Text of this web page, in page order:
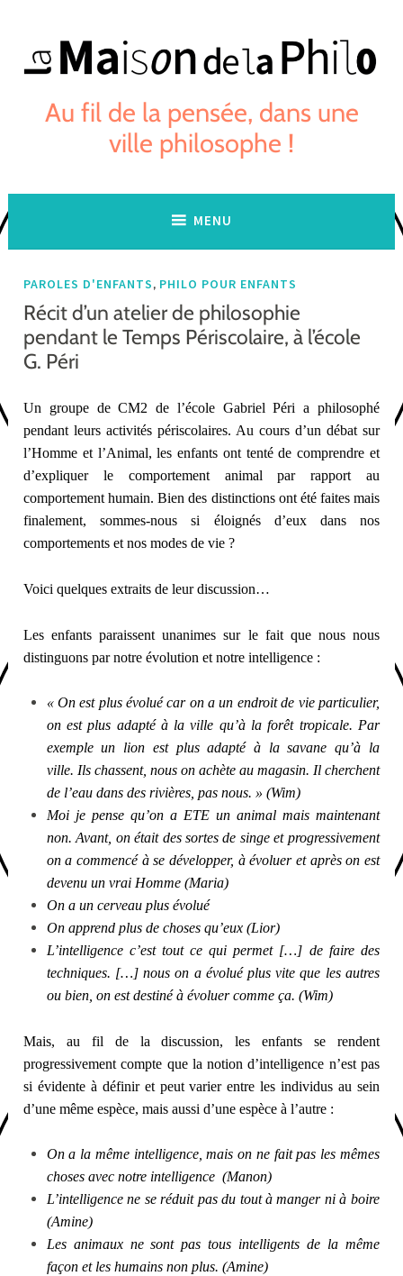
content
Au fil de la pensée, dans une
ville philosophe !
MENU
PAROLES D'ENFANTS, PHILO POUR ENFANTS
Récit d’un atelier de philosophie
pendant le Temps Périscolaire, à l’école
G. Péri
Un groupe de CM2 de l’école Gabriel Péri a philosophé
pendant leurs activités périscolaires. Au cours d’un débat sur
l’Homme et l’Animal, les enfants ont tenté de comprendre et
d’expliquer le comportement animal par rapport au
comportement humain. Bien des distinctions ont été faites mais
finalement, sommes-nous si éloignés d’eux dans nos
comportements et nos modes de vie ?
Voici quelques extraits de leur discussion…
Les enfants paraissent unanimes sur le fait que nous nous
distinguons par notre évolution et notre intelligence :
« On est plus évolué car on a un endroit de vie particulier,
on est plus adapté à la ville qu’à la forêt tropicale. Par
exemple un lion est plus adapté à la savane qu’à la
ville. Ils chassent, nous on achète au magasin. Il cherchent
de l’eau dans des rivières, pas nous. » (Wim)
Moi je pense qu’on a ETE un animal mais maintenant
non. Avant, on était des sortes de singe et progressivement
on a commencé à se développer, à évoluer et après on est
devenu un vrai Homme (Maria)
On a un cerveau plus évolué
On apprend plus de choses qu’eux (Lior)
L’intelligence c’est tout ce qui permet […] de faire des
techniques. […] nous on a évolué plus vite que les autres
ou bien, on est destiné à évoluer comme ça. (Wim)
Mais, au fil de la discussion, les enfants se rendent
progressivement compte que la notion d’intelligence n’est pas
si évidente à définir et peut varier entre les individus au sein
d’une même espèce, mais aussi d’une espèce à l’autre :
On a la même intelligence, mais on ne fait pas les mêmes
choses avec notre intelligence (Manon)
L’intelligence ne se réduit pas du tout à manger ni à boire
(Amine)
Les animaux ne sont pas tous intelligents de la même
façon et les humains non plus. (Amine)